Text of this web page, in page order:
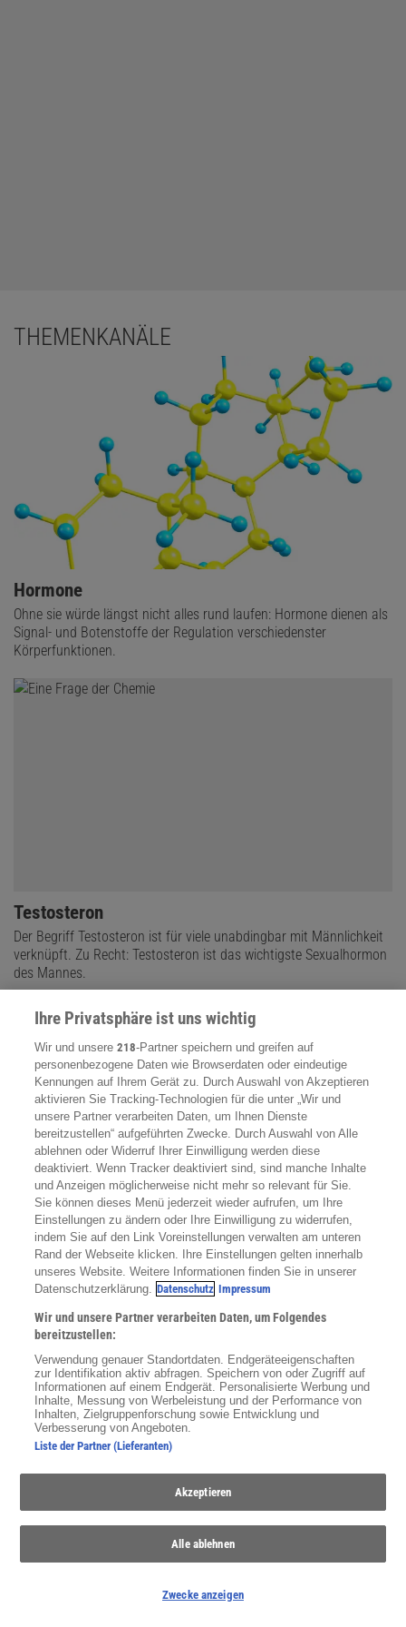
THEMENKANÄLE
Hormone
Ohne sie würde längst nicht alles rund laufen: Hormone dienen als
Signal- und Botenstoffe der Regulation verschiedenster
Körperfunktionen.
Testosteron
Der Begriff Testosteron ist für viele unabdingbar mit Männlichkeit
verknüpft. Zu Recht: Testosteron ist das wichtigste Sexualhormon
des Mannes.
Roboter
Autonome Maschinen werden immer wichtiger für uns. Das sind
die neuesten Entwicklungen.
Ihre Privatsphäre ist uns wichtig
Wir und unsere218-Partner speichern und greifen auf
personenbezogene Daten wie Browserdaten oder eindeutige
Kennungen auf Ihrem Gerät zu. Durch Auswahl von Akzeptieren
aktivieren Sie Tracking-Technologien für die unter „Wir und
unsere Partner verarbeiten Daten, um Ihnen Dienste
bereitzustellen“ aufgeführten Zwecke. Durch Auswahl von Alle
ablehnen oder Widerruf Ihrer Einwilligung werden diese
deaktiviert. Wenn Tracker deaktiviert sind, sind manche Inhalte
und Anzeigen möglicherweise nicht mehr so relevant für Sie.
Sie können dieses Menü jederzeit wieder aufrufen, um Ihre
Einstellungen zu ändern oder Ihre Einwilligung zu widerrufen,
indem Sie auf den Link Voreinstellungen verwalten am unteren
Rand der Webseite klicken. Ihre Einstellungen gelten innerhalb
unseres Website. Weitere Informationen finden Sie in unserer
Datenschutzerklärung. Datenschutz Impressum
Wir und unsere Partner verarbeiten Daten, um Folgendes
bereitzustellen:
Verwendung genauer Standortdaten. Endgeräteeigenschaften
zur Identifikation aktiv abfragen. Speichern von oder Zugriff auf
Informationen auf einem Endgerät. Personalisierte Werbung und
Inhalte, Messung von Werbeleistung und der Performance von
Inhalten, Zielgruppenforschung sowie Entwicklung und
Verbesserung von Angeboten.
Liste der Partner (Lieferanten)
Akzeptieren
Alle ablehnen
Zwecke anzeigen